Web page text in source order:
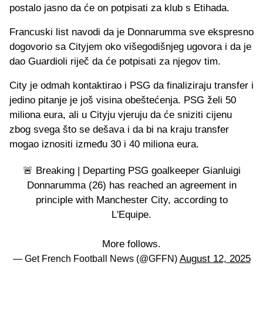
postalo jasno da će on potpisati za klub s Etihada.
Francuski list navodi da je Donnarumma sve ekspresno
dogovorio sa Cityjem oko višegodišnjeg ugovora i da je
dao Guardioli riječ da će potpisati za njegov tim.
City je odmah kontaktirao i PSG da finaliziraju transfer i
jedino pitanje je još visina obeštećenja. PSG želi 50
miliona eura, ali u Cityju vjeruju da će sniziti cijenu
zbog svega što se dešava i da bi na kraju transfer
mogao iznositi između 30 i 40 miliona eura.
🚨 Breaking | Departing PSG goalkeeper Gianluigi
Donnarumma (26) has reached an agreement in
principle with Manchester City, according to
L'Equipe.
More follows.
— Get French Football News (@GFFN) August 12, 2025